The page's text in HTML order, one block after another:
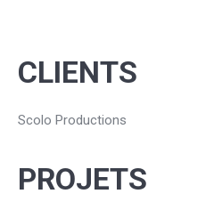
CLIENTS
Scolo Productions
PROJETS